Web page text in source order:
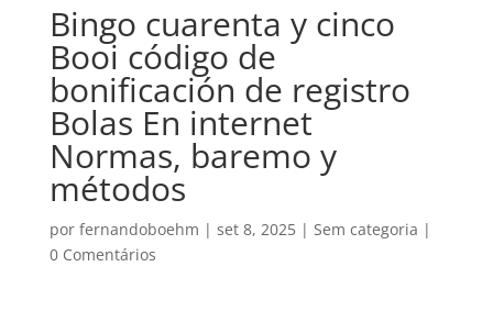
Bingo cuarenta y cinco
Booi código de
bonificación de registro
Bolas En internet
Normas, baremo y
métodos
por fernandoboehm | set 8, 2025| Sem categoria |
0 Comentários